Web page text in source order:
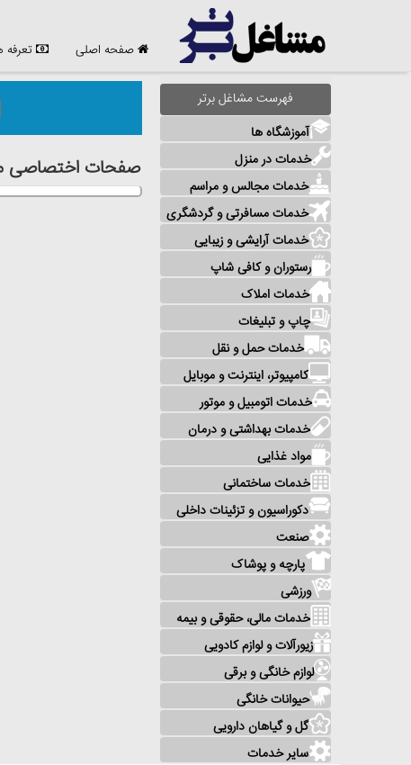
صفحه اصلی تعرفه
فهرست مشاغل برتر
آموزشگاه ها
خدمات در منزل
خدمات مجالس و مراسم
خدمات مسافرتی و گردشگری
خدمات آرایشی و زیبایی
رستوران و کافی شاپ
خدمات املاک
چاپ و تبلیغات
خدمات حمل و نقل
کامپیوتر، اینترنت و موبایل
خدمات اتومبیل و موتور
خدمات بهداشتی و درمان
مواد غذایی
خدمات ساختمانی
دکوراسیون و تزئینات داخلی
صنعت
پارچه و پوشاک
ورزشی
خدمات مالی، حقوقی و بیمه
زیورآلات و لوازم کادویی
لوازم خانگی و برقی
حیوانات خانگی
گل و گیاهان دارویی
سایر خدمات
صفحات اختصاصی